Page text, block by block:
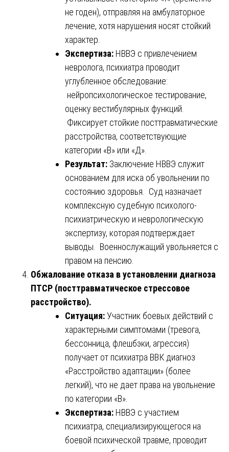
не годен), отправляя на амбулаторное
лечение, хотя нарушения носят стойкий
характер.
Экспертиза: НВВЭ с привлечением
невролога, психиатра проводит
углубленное обследование:
нейропсихологическое тестирование,
оценку вестибулярных функций.
Фиксирует стойкие посттравматические
расстройства, соответствующие
категории «В» или «Д».
Результат: Заключение НВВЭ служит
основанием для иска об увольнении по
состоянию здоровья. Суд назначает
комплексную судебную психолого-
психиатрическую и неврологическую
экспертизу, которая подтверждает
выводы. Военнослужащий увольняется с
правом на пенсию.
Обжалование отказа в установлении диагноза
ПТСР (посттравматическое стрессовое
расстройство).
Ситуация:Участник боевых действий с
характерными симптомами (тревога,
бессонница, флешбэки, агрессия)
получает от психиатра ВВК диагноз
«Расстройство адаптации» (более
легкий), что не дает права на увольнение
по категории «В».
Экспертиза: НВВЭ с участием
психиатра, специализирующегося на
боевой психической травме, проводит